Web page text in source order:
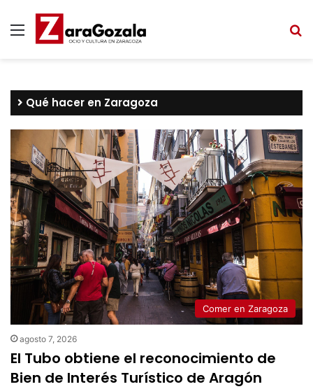
Menú
Qué hacer en Zaragoza
Comer en Zaragoza
agosto 7, 2026
El Tubo obtiene el reconocimiento de
Bien de Interés Turístico de Aragón